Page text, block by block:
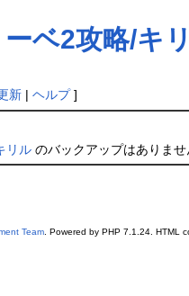
ベ2攻略/キ
新| ヘルプ]
リルのバックアップはありませ
Team. Powered by PHP 7.1.24. HTML